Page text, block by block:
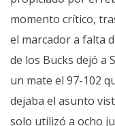
momento crítico,
el marcador a falta
de los Bucks dejó a
un mate el 97-102
dejaba el asunto
solo utilizó a ocho